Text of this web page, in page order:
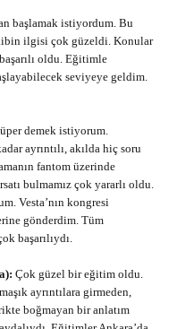
başlamak istiyordum. Bu
ilgisi çok güzeldi. Konular
oldu. Eğitimle
seviyeye geldim.
demek istiyorum.
ayrıntılı, akılda hiç soru
fantom üzerinde
bulmamız çok yararlı oldu.
Vesta’nın kongresi
gönderdim. Tüm
başarılıydı.
Çok güzel bir eğitim oldu.
ayrıntılara girmeden,
boğmayan bir anlatım